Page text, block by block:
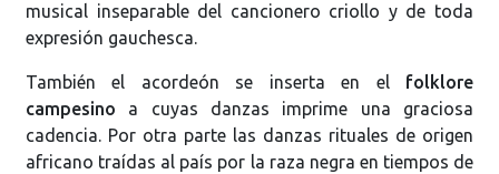
musical inseparable del cancionero criollo y de toda
expresión gauchesca.
También el acordeón se inserta en el folklore
campesino a cuyas danzas imprime una graciosa
cadencia. Por otra parte las danzas rituales de origen
africano traídas al país por la raza negra en tiempos de